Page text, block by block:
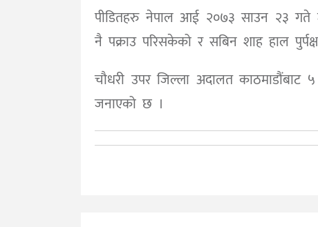
पीडितहरु नेपाल आई २०७३ साउन २३ गते
नै पक्राउ परिसकेको र सबिन शाह हाल
चौधरी उपर जिल्ला अदालत काठमाडौंबाट
जनाएको छ ।